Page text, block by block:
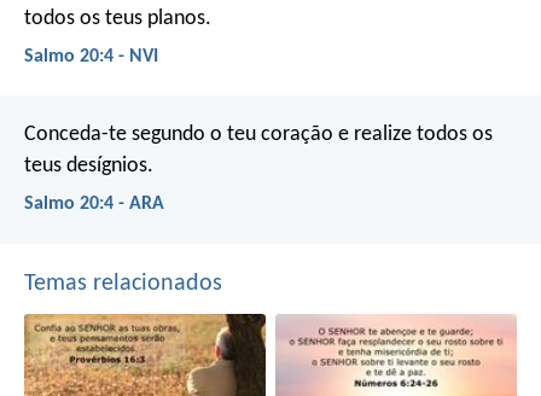
todos os teus planos.
Salmo 20:4 - NVI
Conceda-te segundo o teu coração e realize todos os
teus desígnios.
Salmo 20:4 - ARA
Temas relacionados